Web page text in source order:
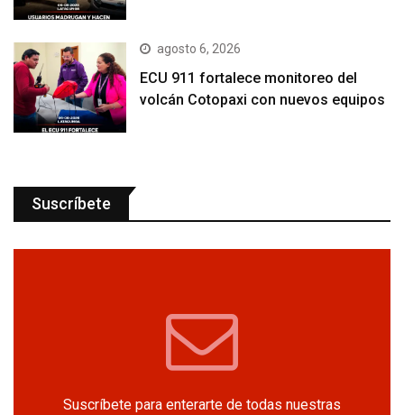
agosto 6, 2026
ECU 911 fortalece monitoreo del
volcán Cotopaxi con nuevos equipos
Suscríbete
Suscríbete para enterarte de todas nuestras